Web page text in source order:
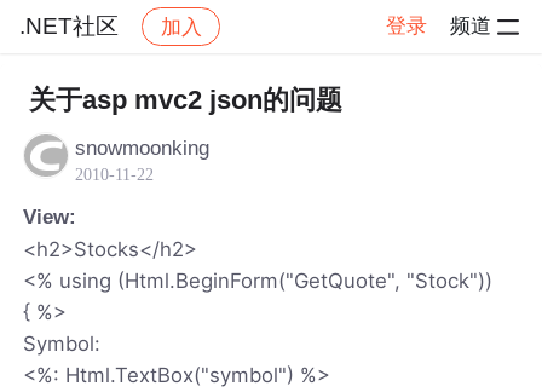
.NET社区 加入 登录 频道
社区 帖子详情
关于asp mvc2 json的问题
snowmoonking
2010-11-22
View:
<h2>Stocks</h2>
<% using (Html.BeginForm("GetQuote", "Stock"))
{ %>
Symbol:
<%: Html.TextBox("symbol") %>